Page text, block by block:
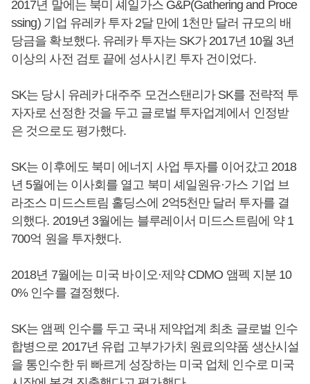
2017년 말에는 북미 셰일가스 G&P(Gathering and Proce
ssing) 기업 유레카 투자 2달 만에 1천만 달러 규모의 배
당금을 확보했다. 유레카 투자는 SK가 2017년 10월 3년
이상의 사전 검토 끝에 성사시킨 투자 건이었다.
SK는 당시 유레카 대주주 모건스탠리가 SK를 전략적 투
자자로 선정한 것을 두고 글로벌 투자업계에서 인정받
은 것으로도 평가했다.
SK는 이후에도 북미 에너지 사업 투자를 이어갔고 2018
년 5월에는 이사회를 열고 북미 셰일원유·가스 기업 브
라조스 미드스트림 홀딩스에 2억5천만 달러 투자를 결
의했다. 2019년 3월에는 블루레이서 미드스트림에 약 1
700억 원을 투자했다.
2018년 7월에는 미국 바이오·제약 CDMO 앰펙 지분 10
0% 인수를 결정했다.
SK는 앰펙 인수를 두고 국내 제약업계 최초 글로벌 인수
합병으로 2017년 유럽 고부가가치 원료의약품 생산시설
을 통인수한 뒤 빠르게 성장하는 미국 업체 인수로 미국